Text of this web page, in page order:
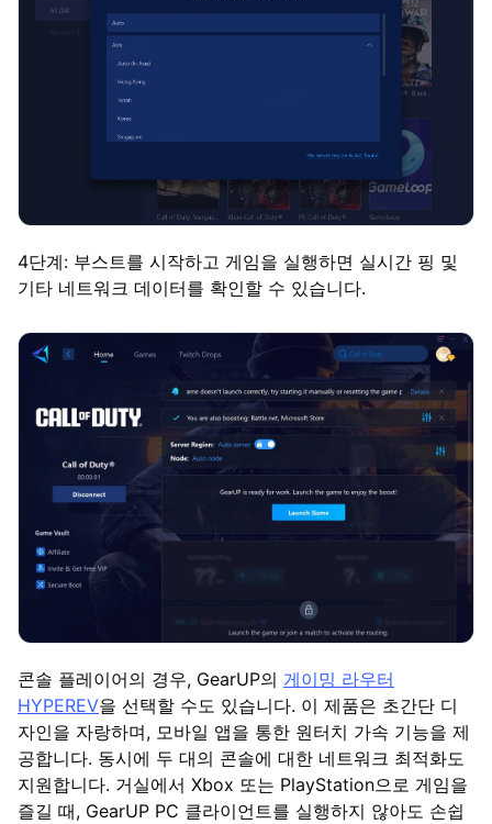
4단계: 부스트를 시작하고 게임을 실행하면 실시간 핑 및
기타 네트워크 데이터를 확인할 수 있습니다.
콘솔 플레이어의 경우, GearUP의 게이밍 라우터
HYPEREV을 선택할 수도 있습니다. 이 제품은 초간단 디
자인을 자랑하며, 모바일 앱을 통한 원터치 가속 기능을 제
공합니다. 동시에 두 대의 콘솔에 대한 네트워크 최적화도
지원합니다. 거실에서 Xbox 또는 PlayStation으로 게임을
즐길 때, GearUP PC 클라이언트를 실행하지 않아도 손쉽